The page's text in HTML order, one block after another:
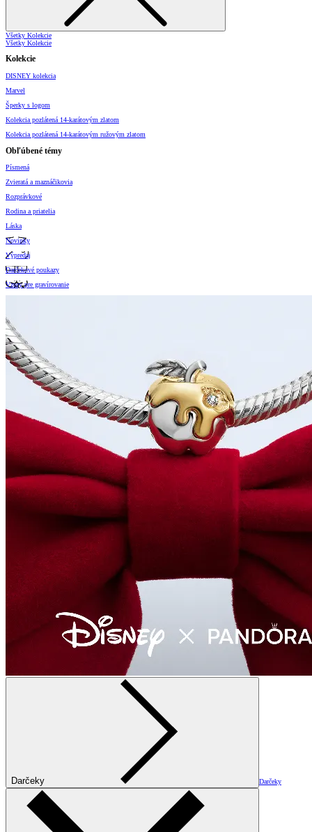
Všetky Kolekcie
Všetky Kolekcie
Kolekcie
DISNEY kolekcia
Marvel
Šperky s logom
Kolekcia pozlátená 14-karátovým zlatom
Kolekcia pozlátená 14-karátovým ružovým zlatom
Obľúbené témy
Písmená
Zvieratá a maznáčikovia
Rozprávkové
Rodina a priatelia
Láska
Novinky
Výpredaj
Darčekové poukazy
Vzory pre gravírovanie
Darčeky Darčeky